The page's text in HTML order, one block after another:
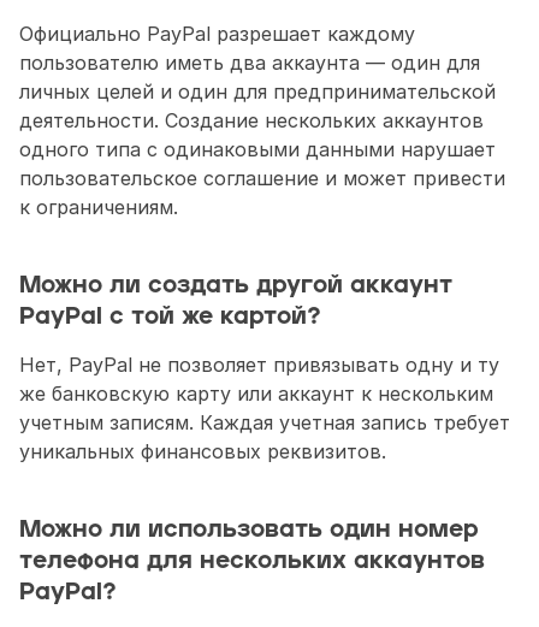
Официально PayPal разрешает каждому
пользователю иметь два аккаунта — один для
личных целей и один для предпринимательской
деятельности. Создание нескольких аккаунтов
одного типа с одинаковыми данными нарушает
пользовательское соглашение и может привести
к ограничениям.
Можно ли создать другой аккаунт
PayPal с той же картой?
Нет, PayPal не позволяет привязывать одну и ту
же банковскую карту или аккаунт к нескольким
учетным записям. Каждая учетная запись требует
уникальных финансовых реквизитов.
Можно ли использовать один номер
телефона для нескольких аккаунтов
PayPal?